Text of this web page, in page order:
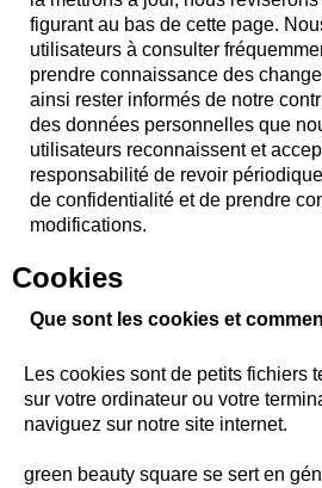
figurant au bas de cette page.
utilisateurs à consulter
prendre connaissance des
ainsi rester informés de notre
des données personnelles que
utilisateurs reconnaissent et
responsabilité de revoir
de confidentialité et de prendre
modifications.
Cookies
Que sont les cookies et
Les cookies sont de petits fichiers
sur votre ordinateur ou votre
naviguez sur notre site internet.
green beauty square se sert en